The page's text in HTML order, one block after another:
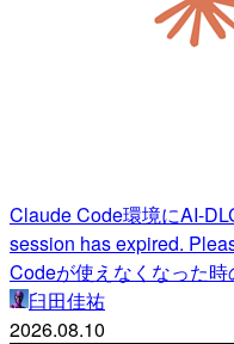
Claude Code環境にAI-
session has expired.
Codeが使えなくなった
臼田佳祐
2026.08.10